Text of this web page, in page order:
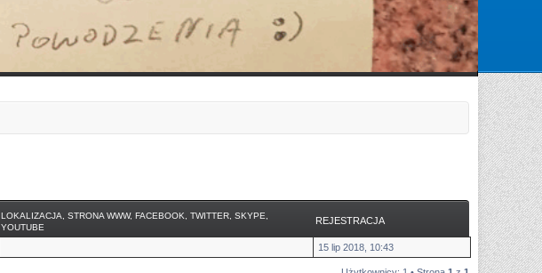
Zaloguj się
Zarejestruj się
LOKALIZACJA, STRONA WWW, FACEBOOK, TWITTER, SKYPE,
YOUTUBE
REJESTRACJA
15 lip 2018, 10:43